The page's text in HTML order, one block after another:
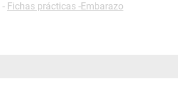
- Fichas prácticas -Embarazo